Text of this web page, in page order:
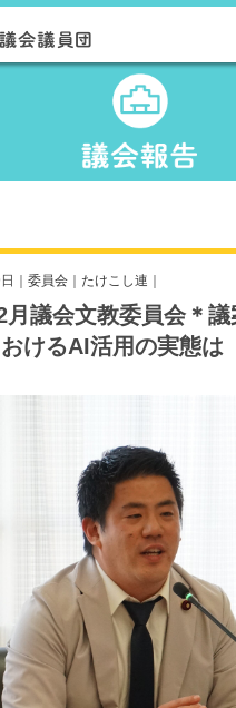
｜ 委員会 たけこし連
月議会文教委員会＊
けるAI活用の実態は